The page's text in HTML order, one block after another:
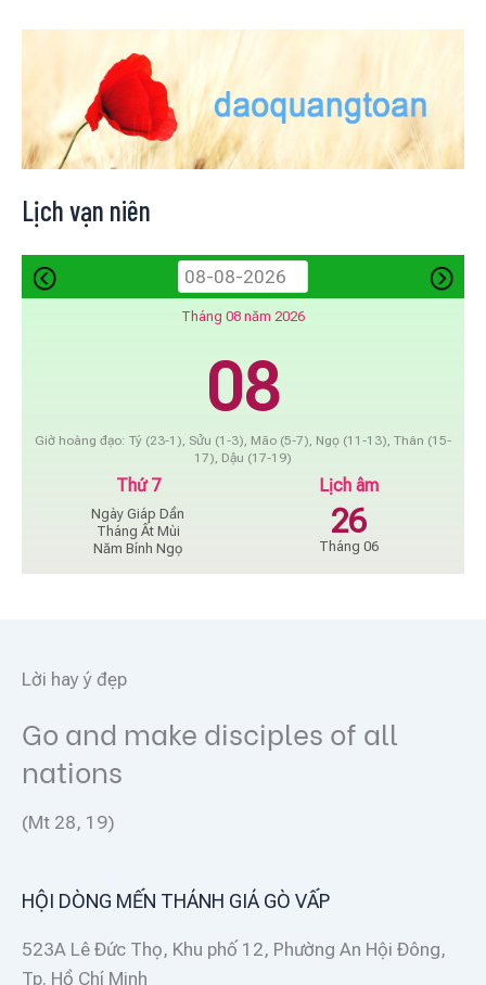
Lịch vạn niên
Tháng 08 năm 2026
08
Giờ hoàng đạo: Tý (23-1), Sửu (1-3), Mão (5-7), Ngọ (11-13), Thân (15-
17), Dậu (17-19)
Thứ 7
Ngày Giáp Dần
Tháng Ất Mùi
Năm Bính Ngọ
Lịch âm
26
Tháng 06
Lời hay ý đẹp
Go and make disciples of all
nations
(Mt 28, 19)
HỘI DÒNG MẾN THÁNH GIÁ GÒ VẤP
523A Lê Đức Thọ, Khu phố 12, Phường An Hội Đông,
Tp. Hồ Chí Minh